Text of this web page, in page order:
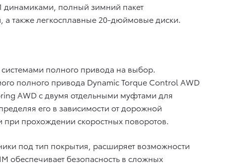
динамиками, полный зимний пакет
а также легкосплавные 20-дюймовые диски.
полного привода на выбор.
полного привода Dynamic Torque Control AWD
AWD с двумя отдельными муфтами для
его в зависимости от дорожной
при прохождении скоростных поворотов.
под тип покрытия, расширяет возможности
обеспечивает безопасность в сложных